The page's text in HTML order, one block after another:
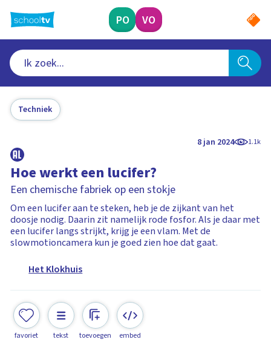
naar
hoofdinhoud
PO VO
Techniek
8 jan 2024 1.1k
Hoe werkt een lucifer?
Een chemische fabriek op een stokje
Om een lucifer aan te steken, heb je de zijkant van het
doosje nodig. Daarin zit namelijk rode fosfor. Als je daar met
een lucifer langs strijkt, krijg je een vlam. Met de
slowmotioncamera kun je goed zien hoe dat gaat.
Het Klokhuis
favoriet tekst toevoegen embed